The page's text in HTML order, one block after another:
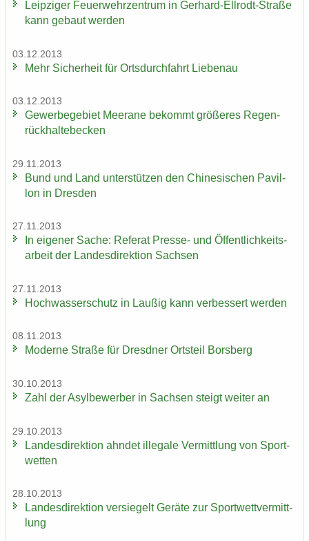
Leip­zi­ger Feu­er­wehr­zen­trum in Gerhard-​Ellrodt-Straße
kann ge­baut wer­den
03.12.2013
Mehr Si­cher­heit für Orts­durch­fahrt Lie­be­nau
03.12.2013
Ge­wer­be­ge­biet Meer­a­ne be­kommt grö­ße­res Re­gen­
rück­hal­te­be­cken
29.11.2013
Bund und Land un­ter­stüt­zen den Chi­ne­si­schen Pa­vil­
lon in Dres­den
27.11.2013
In ei­ge­ner Sache: Re­fe­rat Presse-​ und Öf­fent­lich­keits­
ar­beit der Lan­des­di­rek­ti­on Sach­sen
27.11.2013
Hoch­was­ser­schutz in Lau­ßig kann ver­bes­sert wer­den
08.11.2013
Mo­der­ne Stra­ße für Dresd­ner Orts­teil Borsberg
30.10.2013
Zahl der Asyl­be­wer­ber in Sach­sen steigt wei­ter an
29.10.2013
Lan­des­di­rek­ti­on ahn­det il­le­ga­le Ver­mitt­lung von Sport­
wet­ten
28.10.2013
Lan­des­di­rek­ti­on ver­sie­gelt Ge­rä­te zur Sport­wett­ver­mitt­
lung